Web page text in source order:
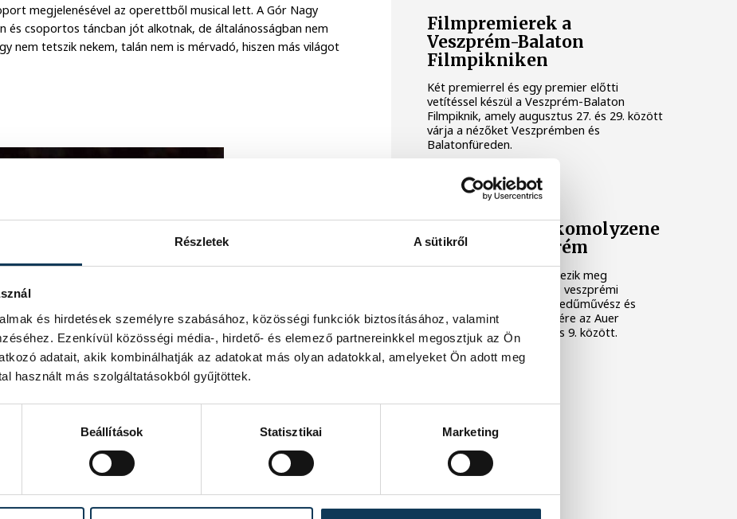
Részletek A sütikről
és hirdetések személyre szabásához, közösségi funkciók biztosításához, valamint
Ezenkívül közösségi média-, hirdető- és elemező partnereinkkel megosztjuk az Ön
adatait, akik kombinálhatják az adatokat más olyan adatokkal, amelyeket Ön adott meg
használt más szolgáltatásokból gyűjtöttek.
Beállítások Statisztikai Marketing
megjelenésével az operettből musical lett. A Gór Nagy
csoportos táncban jót alkotnak, de általánosságban nem
nem tetszik nekem, talán nem is mérvadó, hiszen más világot
Filmpremierek a
Veszprém-Balaton
Filmpikniken
Két premierrel és egy premier előtti
vetítéssel készül a Veszprém-Balaton
Filmpiknik, amely augusztus 27. és 29. között
várja a nézőket Veszprémben és
Balatonfüreden.
Ezen a héten a komolyzene
fővárosa Veszprém
Idén 12. alkalommal rendezik meg
Veszprémben a világhírű, veszprémi
születésű Auer Lipót hegedűművész és
zenepedagógus tiszteletére az Auer
Fesztivált, augusztus 3. és 9. között.